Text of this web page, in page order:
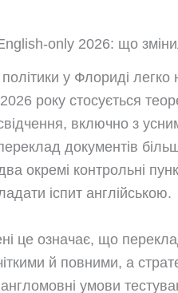
only 2026: що
у Флориді
року стосується
включно з
документів
окремі контрольні
іспит англійською.
це означає, що
й повними, а
умови